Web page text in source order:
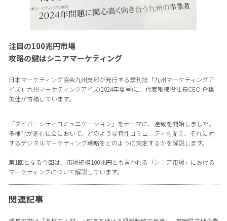
注目の100兆円市場
攻略の鍵はシニアマーケティング
日本マーケティング協会九州支部が発行する季刊誌「九州マーケティングア
イズ」九州マーケティングアイズ(2024年夏号)に、代表取締役社長CEO 倉橋
美佳が寄稿しています。
「ダイバーシティコミュニケーション」をテーマに、連載を開始しました。
多様化が進む社会において、どのような特性コミュニティを捉え、それに対
するデジタルマーケティング戦略をどのように策定するかを解説します。
第1回となる今回は、市場規模100兆円とも言われる「シニア市場」における
マーケティングについて解説しています。
関連記事